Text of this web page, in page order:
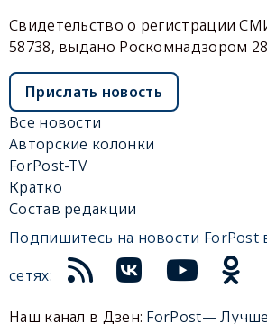
Свидетельство о регистрации
58738, выдано Роскомнадзором
Прислать новость
Все новости
Авторские колонки
ForPost-TV
Кратко
Состав редакции
Подпишитесь на новости ForPost
сетях:
Наш канал в Дзен: ForPost—